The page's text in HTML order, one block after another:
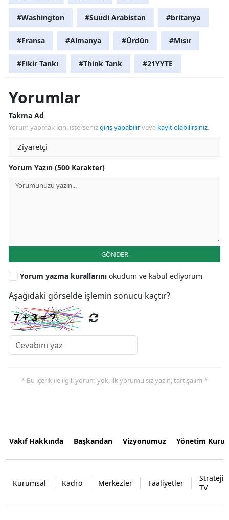
#Washington #Suudi Arabistan #britanya
#Fransa #Almanya #Ürdün #Mısır
#Fikir Tankı #Think Tank #21YYTE
Yorumlar
Takma Ad
Yorum yapmak için, istersenizgiriş yapabilirveya kayıt olabilirsiniz.
Yorum Yazın (500 Karakter)
GÖNDER
Yorum yazma kurallarını okudum ve kabul ediyorum
Aşağıdaki görselde işlemin sonucu kaçtır?
* Bu içerik ile ilgili yorum yok, ilk yorumu siz yazın, tartışalım *
Vakıf Hakkında Başkandan Vizyonumuz Yönetim
Kurumsal Kadro Merkezler Faaliyetler
Strateji
TV